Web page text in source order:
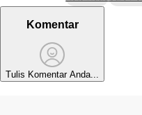
Komentar
Tulis Komentar Anda...